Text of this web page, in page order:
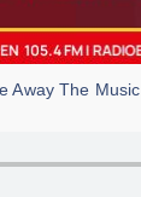
Away The Music